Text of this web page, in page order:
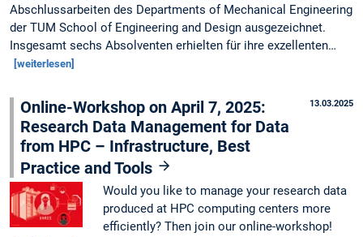
Abschlussarbeiten des Departments of Mechanical Engineering
der TUM School of Engineering and Design ausgezeichnet.
Insgesamt sechs Absolventen erhielten für ihre exzellenten…
[weiterlesen]
13.03.2025
Online-Workshop on April 7, 2025:
Research Data Management for Data
from HPC – Infrastructure, Best
Practice and Tools
Would you like to manage your research data
produced at HPC computing centers more
efficiently? Then join our online-workshop!